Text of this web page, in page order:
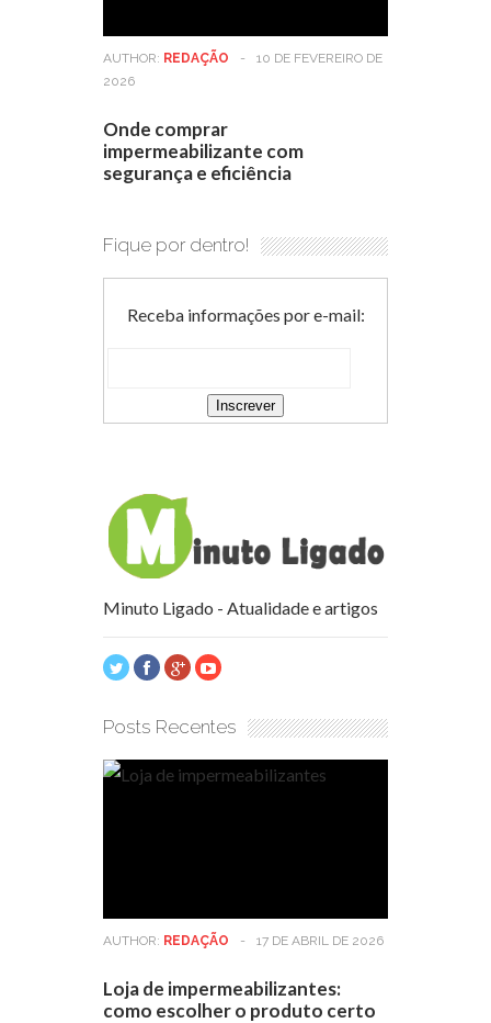
AUTHOR: REDAÇÃO -
10 DE FEVEREIRO DE
2026
Onde comprar
impermeabilizante com
segurança e eficiência
Fique por dentro!
Receba informações por e-mail:
Minuto Ligado - Atualidade e artigos
Posts Recentes
AUTHOR: REDAÇÃO - 17 DE ABRIL DE 2026
Loja de impermeabilizantes:
como escolher o produto certo